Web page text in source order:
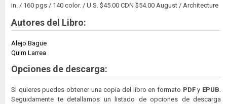
in. / 160 pgs / 140 color. / U.S. $45.00 CDN $54.00 August / Architecture
Autores del Libro:
Alejo Bague
Quim Larrea
Opciones de descarga:
Si quieres puedes obtener una copia del libro en formato PDFy EPUB
Seguidamente te detallamos un listado de opciones de descarga